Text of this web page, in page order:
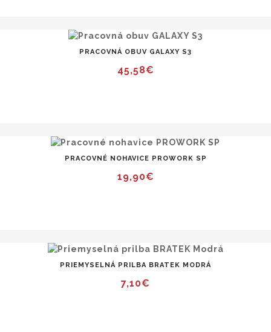
PRACOVNÁ OBUV GALAXY S3
45,58€
PRACOVNÉ NOHAVICE PROWORK SP
19,90€
PRIEMYSELNÁ PRILBA BRATEK MODRÁ
7,10€